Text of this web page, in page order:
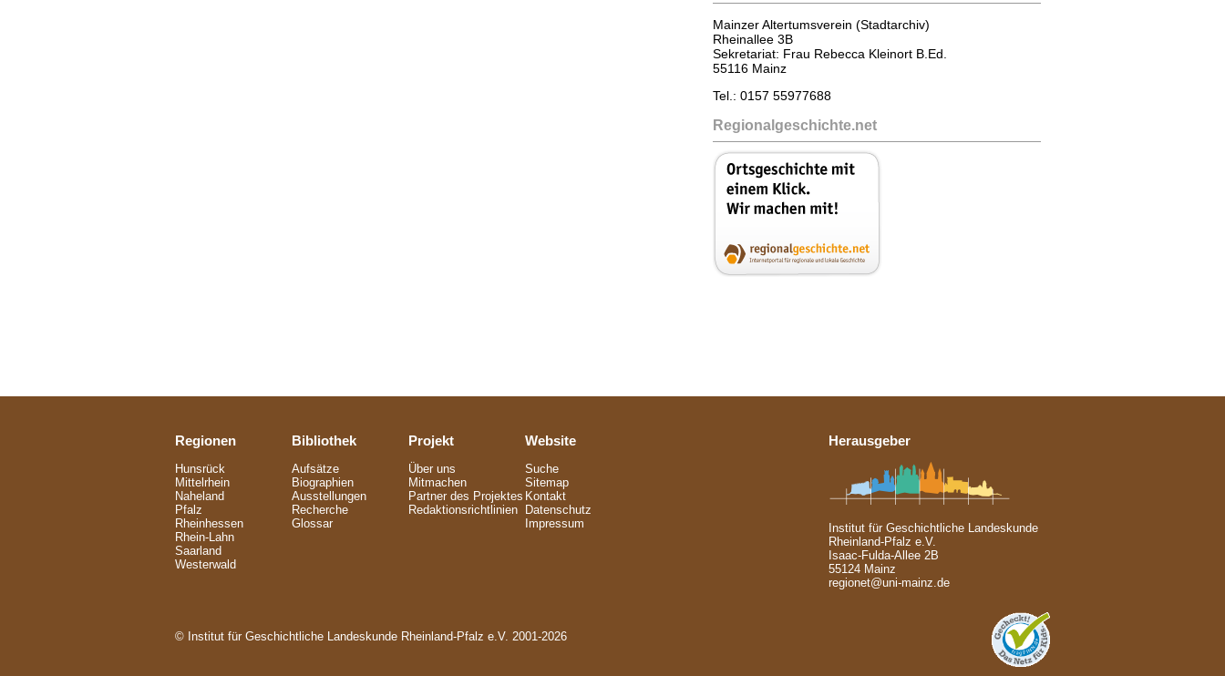
Mainzer Altertumsverein (Stadtarchiv)
Rheinallee 3B
Sekretariat: Frau Rebecca Kleinort B.Ed.
55116 Mainz
Tel.: 0157 55977688
Regionalgeschichte.net
Regionen
Hunsrück
Mittelrhein
Naheland
Pfalz
Rheinhessen
Rhein-Lahn
Saarland
Westerwald
Bibliothek
Aufsätze
Biographien
Ausstellungen
Recherche
Glossar
Projekt
Über uns
Mitmachen
Partner des Projektes
Redaktionsrichtlinien
Website
Suche
Sitemap
Kontakt
Datenschutz
Impressum
Herausgeber
Institut für Geschichtliche Landeskunde
Rheinland-Pfalz e.V.
Isaac-Fulda-Allee 2B
55124 Mainz
regionet@uni-mainz.de
© Institut für Geschichtliche Landeskunde Rheinland-Pfalz e.V. 2001-2026